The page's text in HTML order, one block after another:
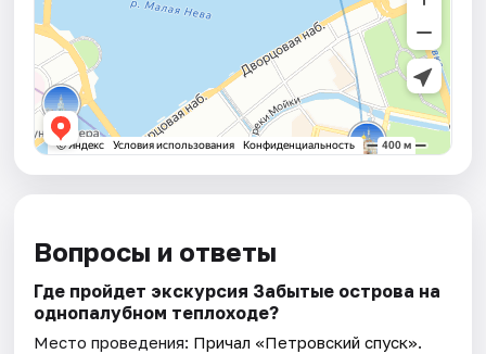
Вопросы и ответы
Где пройдет экскурсия Забытые острова на
однопалубном теплоходе?
Место проведения: Причал «Петровский спуск».